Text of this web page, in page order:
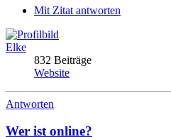
Mit Zitat antworten
Elke
832 Beiträge
Website
Antworten
Wer ist online?